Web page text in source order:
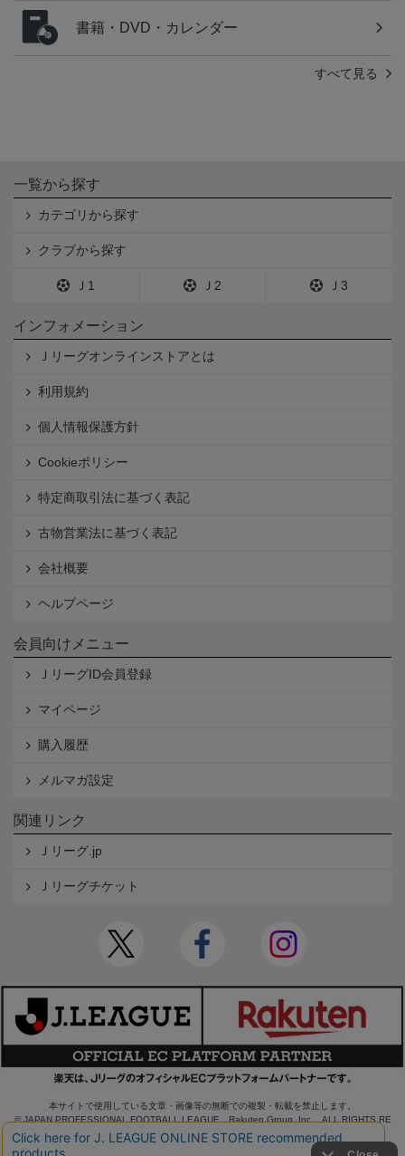
書籍・DVD・カレンダー
すべて見る
一覧から探す
カテゴリから探す
クラブから探す
Ｊ1 Ｊ2 Ｊ3
インフォメーション
Ｊリーグオンラインストアとは
利用規約
個人情報保護方針
Cookieポリシー
特定商取引法に基づく表記
古物営業法に基づく表記
会社概要
ヘルプページ
会員向けメニュー
ＪリーグID会員登録
マイページ
購入履歴
メルマガ設定
関連リンク
Ｊリーグ.jp
Ｊリーグチケット
本サイトで使用している文章・画像等の無断での複製・転載を禁止します。
© JAPAN PROFESSIONAL FOOTBALL LEAGUE Rakuten Group, Inc. ALL RIGHTS RE
SERVED.